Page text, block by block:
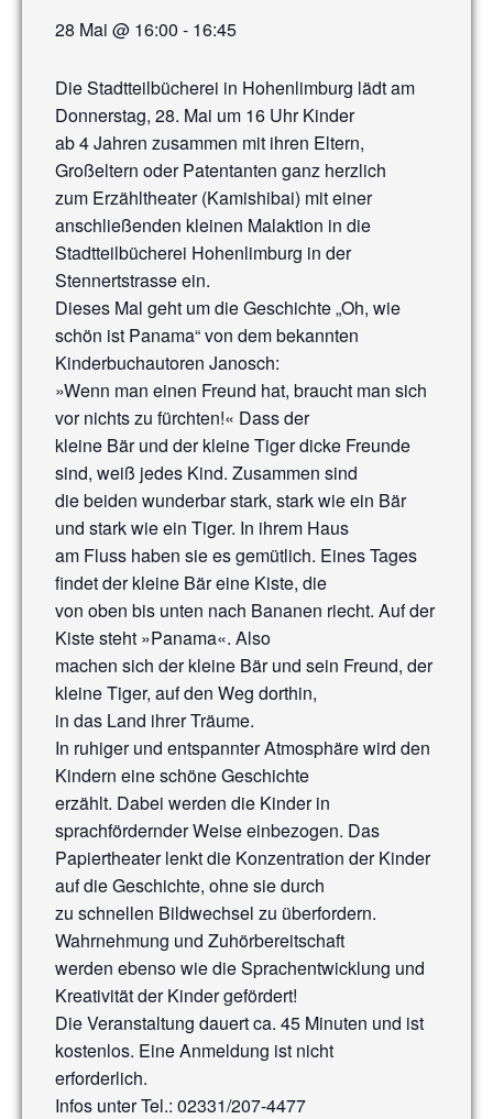
28 Mai @ 16:00 - 16:45
Die Stadtteilbücherei in Hohenlimburg lädt am
Donnerstag, 28. Mai um 16 Uhr Kinder
ab 4 Jahren zusammen mit ihren Eltern,
Großeltern oder Patentanten ganz herzlich
zum Erzähltheater (Kamishibai) mit einer
anschließenden kleinen Malaktion in die
Stadtteilbücherei Hohenlimburg in der
Stennertstrasse ein.
Dieses Mal geht um die Geschichte „Oh, wie
schön ist Panama“ von dem bekannten
Kinderbuchautoren Janosch:
»Wenn man einen Freund hat, braucht man sich
vor nichts zu fürchten!« Dass der
kleine Bär und der kleine Tiger dicke Freunde
sind, weiß jedes Kind. Zusammen sind
die beiden wunderbar stark, stark wie ein Bär
und stark wie ein Tiger. In ihrem Haus
am Fluss haben sie es gemütlich. Eines Tages
findet der kleine Bär eine Kiste, die
von oben bis unten nach Bananen riecht. Auf der
Kiste steht »Panama«. Also
machen sich der kleine Bär und sein Freund, der
kleine Tiger, auf den Weg dorthin,
in das Land ihrer Träume.
In ruhiger und entspannter Atmosphäre wird den
Kindern eine schöne Geschichte
erzählt. Dabei werden die Kinder in
sprachfördernder Weise einbezogen. Das
Papiertheater lenkt die Konzentration der Kinder
auf die Geschichte, ohne sie durch
zu schnellen Bildwechsel zu überfordern.
Wahrnehmung und Zuhörbereitschaft
werden ebenso wie die Sprachentwicklung und
Kreativität der Kinder gefördert!
Die Veranstaltung dauert ca. 45 Minuten und ist
kostenlos. Eine Anmeldung ist nicht
erforderlich.
Infos unter Tel.: 02331/207-4477